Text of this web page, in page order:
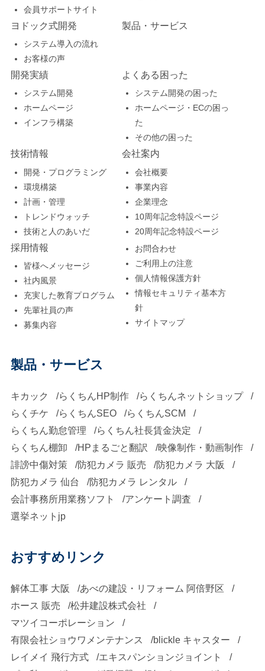
会員サポートサイト
ヨドック式開発
システム導入の流れ
お客様の声
製品・サービス
開発実績
システム開発
ホームページ
インフラ構築
よくある困った
システム開発の困った
ホームページ・ECの困っ
た
その他の困った
技術情報
開発・プログラミング
環境構築
計画・管理
トレンドウォッチ
技術と人のあいだ
会社案内
会社概要
事業内容
企業理念
10周年記念特設ページ
20周年記念特設ページ
採用情報
皆様へメッセージ
社内風景
充実した教育プログラム
先輩社員の声
募集内容
お問合わせ
ご利用上の注意
個人情報保護方針
情報セキュリティ基本方
針
サイトマップ
製品・サービス
キカック らくちんHP制作
らくちんネットショップ
らくチケ
らくちんSEO
らくちんSCM
らくちん勤怠管理
らくちん社長賃金決定
らくちん棚卸
HPまるごと翻訳
映像制作・動画制作
誹謗中傷対策
防犯カメラ 販売
防犯カメラ 大阪
防犯カメラ 仙台
防犯カメラ レンタル
会計事務所用業務ソフト
アンケート調査
選挙ネットjp
おすすめリンク
解体工事 大阪
あべの建設・リフォーム 阿倍野区
ホース 販売
松井建設株式会社
マツイコーポレーション
有限会社ショウワメンテナンス
blickle キャスター
レイメイ 飛行方式
エキスパンションジョイント